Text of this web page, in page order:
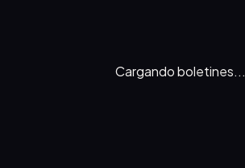
Cargando boletines...